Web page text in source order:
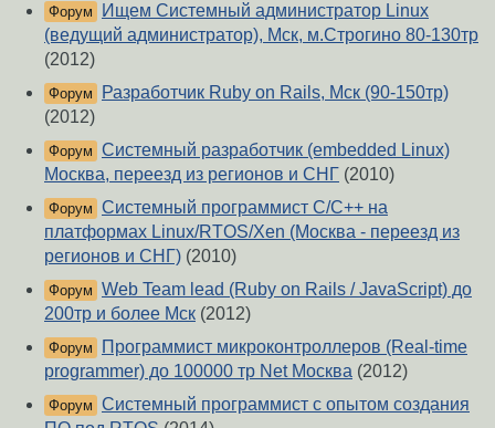
Форум
Ищем Системный администратор Linux
(ведущий администратор), Мск, м.Строгино 80-130тр
(2012)
Форум
Разработчик Ruby on Rails, Мск (90-150тр)
(2012)
Форум Системный разработчик (embedded Linux)
Москва, переезд из регионов и СНГ (2010)
Форум Системный программист C/C++ на
платформах Linux/RTOS/Xen (Москва - переезд из
регионов и СНГ) (2010)
Форум Web Team lead (Ruby on Rails / JavaScript) до
200тр и более Мск (2012)
Форум
Программист микроконтроллеров (Real-time
programmer) до 100000 тр Net Москва (2012)
Форум Системный программист с опытом создания